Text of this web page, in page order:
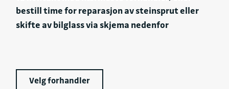
bestill time for reparasjon av steinsprut eller
skifte av bilglass via skjema nedenfor
Velg forhandler